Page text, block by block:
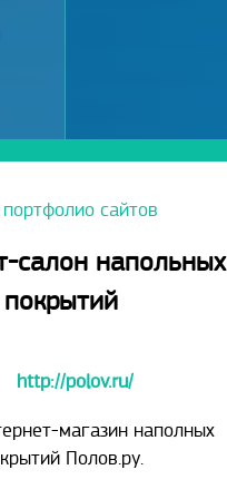
сайтов
салон напольных
покрытий
http://polov.ru/
магазин наполных
Полов.ру.